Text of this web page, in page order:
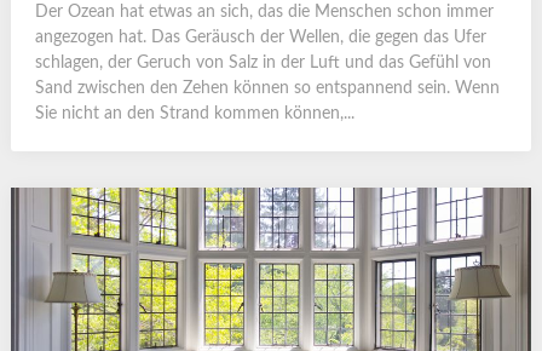
Der Ozean hat etwas an sich, das die Menschen schon immer
angezogen hat. Das Geräusch der Wellen, die gegen das Ufer
schlagen, der Geruch von Salz in der Luft und das Gefühl von
Sand zwischen den Zehen können so entspannend sein. Wenn
Sie nicht an den Strand kommen können,...